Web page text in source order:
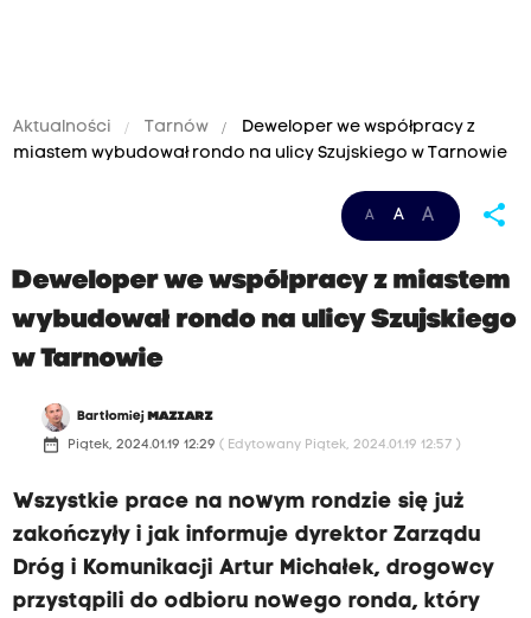
Aktualności Tarnów
Deweloper we współpracy z
miastem wybudował rondo na ulicy Szujskiego w Tarnowie
A A A share
Deweloper we współpracy z miastem
wybudował rondo na ulicy Szujskiego
w Tarnowie
Bartłomiej MAZIARZ
date_range Piątek, 2024.01.19 12:29 ( Edytowany Piątek, 2024.01.19 12:57 )
Wszystkie prace na nowym rondzie się już
zakończyły i jak informuje dyrektor Zarządu
Dróg i Komunikacji Artur Michałek, drogowcy
przystąpili do odbioru nowego ronda, który
w
o
w
e
w
s